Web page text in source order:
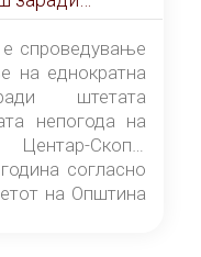
Општина
спроведување
на еднократна
штетата
непогода на
Скопје
согласно
на Општина